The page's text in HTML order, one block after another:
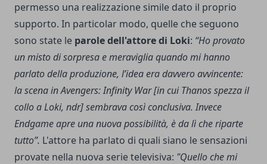
permesso una realizzazione simile dato il proprio
supporto. In particolar modo, quelle che seguono
sono state le parole dell'attore di Loki: “Ho provato
un misto di sorpresa e meraviglia quando mi hanno
parlato della produzione, l’idea era davvero avvincente:
la scena in Avengers: Infinity War [in cui Thanos spezza il
collo a Loki, ndr] sembrava così conclusiva. Invece
Endgame apre una nuova possibilità, è da lì che riparte
tutto”. L'attore ha parlato di quali siano le sensazioni
provate nella nuova serie televisiva: "Quello che mi